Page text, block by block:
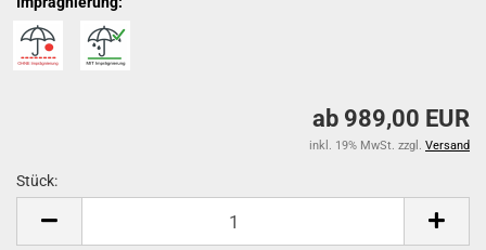
ab 989,00 EUR
inkl. 19% MwSt. zzgl. Versand
Stück: